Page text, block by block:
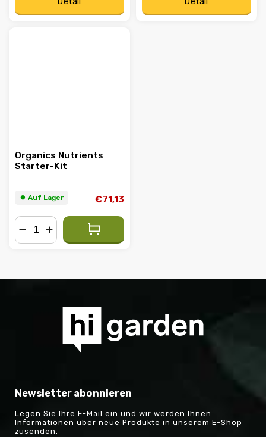
Organics Nutrients
Starter-Kit
⏺︎ Auf Lager €71,13
Newsletter abonnieren
Legen Sie Ihre E-Mail ein und wir werden Ihnen
Informationen über neue Produkte in unserem E-Shop
zusenden.